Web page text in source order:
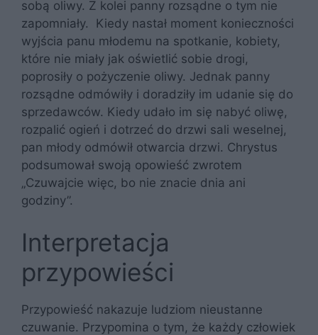
sobą oliwy. Z kolei panny rozsądne o tym nie
zapomniały. Kiedy nastał moment konieczności
wyjścia panu młodemu na spotkanie, kobiety,
które nie miały jak oświetlić sobie drogi,
poprosiły o pożyczenie oliwy. Jednak panny
rozsądne odmówiły i doradziły im udanie się do
sprzedawców. Kiedy udało im się nabyć oliwę,
rozpalić ogień i dotrzeć do drzwi sali weselnej,
pan młody odmówił otwarcia drzwi. Chrystus
podsumował swoją opowieść zwrotem
„Czuwajcie więc, bo nie znacie dnia ani
godziny”.
Interpretacja
przypowieści
Przypowieść nakazuje ludziom nieustanne
czuwanie. Przypomina o tym, że każdy człowiek